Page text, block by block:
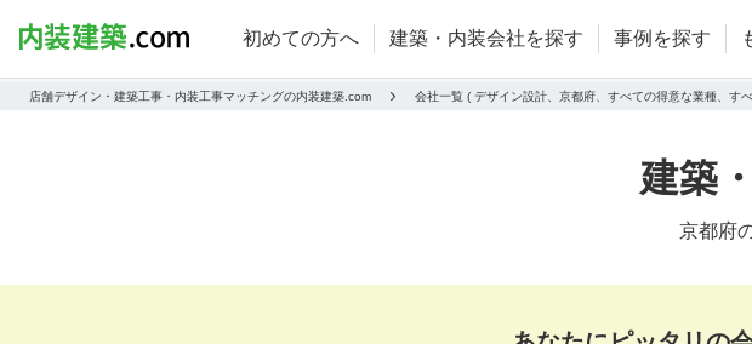
初めての方へ 建築・内装会社を探す 事例を探す
店舗デザイン・建築工事・内装工事マッチングの内装建築.com 会社一覧 ( デザイン設計、京都府、すべての得意な業種、す
建築
京都府